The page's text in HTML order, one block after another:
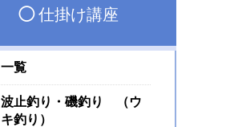
◯仕掛け講座
一覧
波止釣り・磯釣り （ウ
キ釣り）